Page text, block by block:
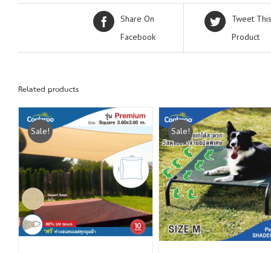
Share On
Facebook
Tweet This
Product
Related products
Sale! Sale!